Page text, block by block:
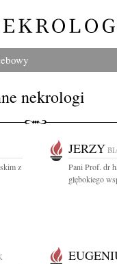
nekrologi
z
JERZY
Pani Prof. dr
głębokiego